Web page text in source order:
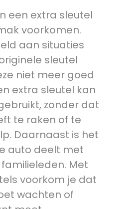
een extra sleutel
voorkomen.
aan situaties
sleutel
niet meer goed
extra sleutel kan
zonder dat
te raken of te
Daarnaast is het
auto deelt met
Met
voorkom je dat
wachten of